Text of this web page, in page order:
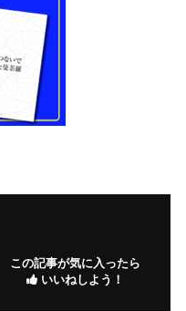
この記事が気に入ったら
いいねしよう！